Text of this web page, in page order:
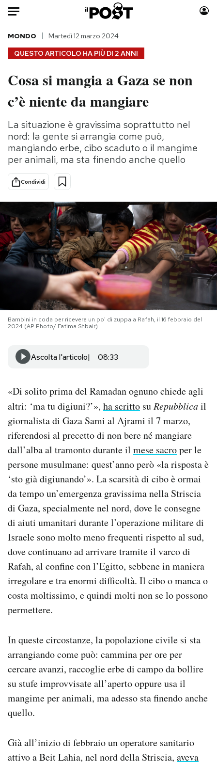
Auto
HOME
Italia
Politica
Tecnologia
Internet
Scienza
Cultura
Economia
Moda
Consumismi
Storie/Idee
Ok Boomer!
Media
Europa
PODCAST
NEWSLETTER
I MIEI PREFERITI
SHOP
CALENDARIO
AREA PERSONALE
Area Personale
Notifiche mobile
Regala il Post
Hai bisogno di aiuto?
Esci
QUESTO ARTICOLO HA PIÙ DI 2 ANNI
MONDO Martedì 12 marzo 2024
Cosa si mangia a Gaza se non
c’è niente da mangiare
La situazione è gravissima soprattutto nel
nord: la gente si arrangia come può,
mangiando erbe, cibo scaduto o il mangime
per animali, ma sta finendo anche quello
Condividi
Bambini in coda per ricevere un po' di zuppa a Rafah, il 16 febbraio del
2024 (AP Photo/ Fatima Shbair)
Ascolta l'articolo 08:33
«Di solito prima del Ramadan ognuno chiede agli
altri: ‘ma tu digiuni?’», ha scritto suRepubblicail
giornalista di Gaza Sami al Ajrami il 7 marzo,
riferendosi al precetto di non bere né mangiare
dall’alba al tramonto durante il mese sacroper le
persone musulmane: quest’anno però «la risposta è
‘sto già digiunando’». La scarsità di cibo è ormai
da tempo un’emergenza gravissima nella Striscia
di Gaza, specialmente nel nord, dove le consegne
di aiuti umanitari durante l’operazione militare di
Israele sono molto meno frequenti rispetto al sud,
dove continuano ad arrivare tramite il varco di
Rafah, al confine con l’Egitto, sebbene in maniera
irregolare e tra enormi difficoltà. Il cibo o manca o
costa moltissimo, e quindi molti non se lo possono
permettere.
In queste circostanze, la popolazione civile si sta
arrangiando come può: cammina per ore per
cercare avanzi, raccoglie erbe di campo da bollire
su stufe improvvisate all’aperto oppure usa il
mangime per animali, ma adesso sta finendo anche
quello.
Già all’inizio di febbraio un operatore sanitario
attivo a Beit Lahia, nel nord della Striscia, aveva